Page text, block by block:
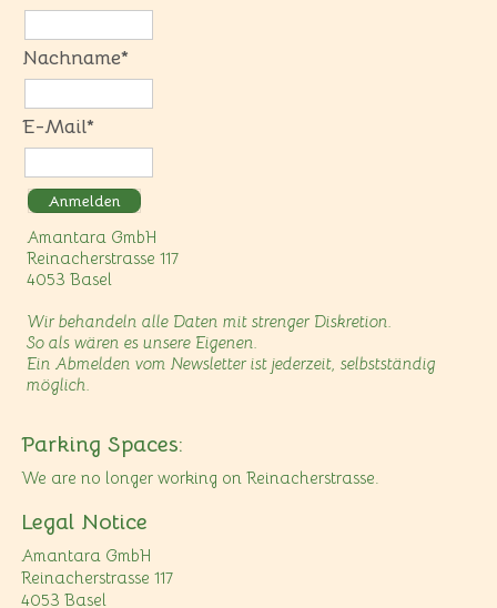
Nachname*
E-Mail*
Anmelden
Amantara GmbH
Reinacherstrasse 117
4053 Basel
Wir behandeln alle Daten mit strenger Diskretion.
So als wären es unsere Eigenen.
Ein Abmelden vom Newsletter ist jederzeit, selbstständig
möglich.
Parking Spaces:
We are no longer working on Reinacherstrasse.
Legal Notice
Amantara GmbH
Reinacherstrasse 117
4053 Basel